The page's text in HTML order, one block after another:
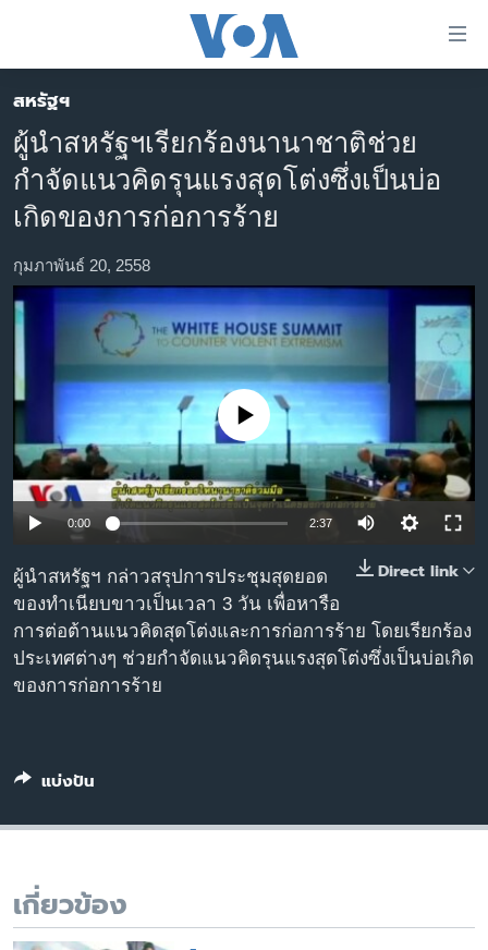
ต่อ
ไป
เนื้อหา
หลัก
ข้าม
ไป
หน้า
หลัก
ค้นหา
หน้าหลัก
โลก
เอเชีย
สหรัฐฯ
ไทย
ธุรกิจ
วิทยาศาสตร์
สังคมและสุขภาพ
ไลฟ์สไตล์
ตรวจสอบข่าว
เรียนรู้ภาษาอังกฤษ
พอดคาสต์
ติดตามเรา
สหรัฐฯ
ผู้นำสหรัฐฯเรียกร้องนานาชาติช่วย
กำจัดแนวคิดรุนแรงสุดโต่งซึ่งเป็นบ่อ
เกิดของการก่อการร้าย
กุมภาพันธ์ 20, 2558
No media source currently available
0:00 2:37
Direct link
ผู้นำสหรัฐฯ กล่าวสรุปการประชุมสุดยอด
ของทำเนียบขาวเป็นเวลา 3 วัน เพื่อหารือ
การต่อต้านแนวคิดสุดโต่งและการก่อการร้าย โดยเรียกร้อง
ประเทศต่างๆ ช่วยกำจัดแนวคิดรุนแรงสุดโต่งซึ่งเป็นบ่อเกิด
ของการก่อการร้าย
แบ่งปัน
เกี่ยวข้อง